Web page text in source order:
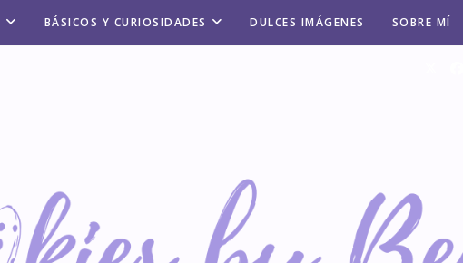
BÁSICOS Y CURIOSIDADES DULCES IMÁGENES SOBRE MÍ